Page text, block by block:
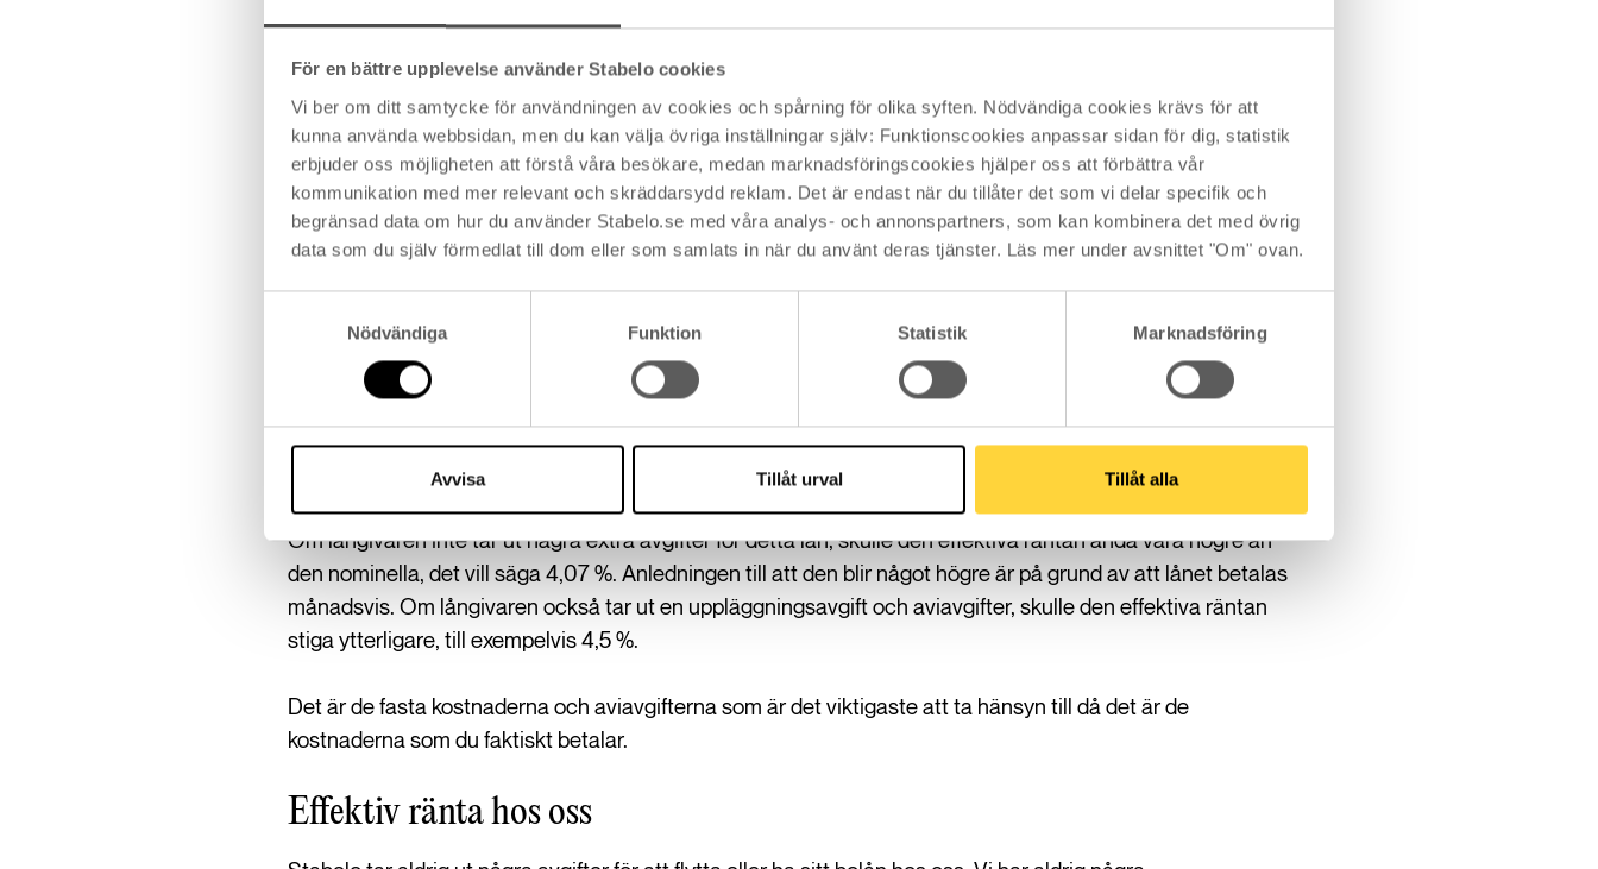
För en bättre upplevelse använder Stabelo cookies
Vi ber om ditt samtycke för användningen av cookies och spårning för olika syften. Nödvändiga cookies krävs för att
kunna använda webbsidan, men du kan välja övriga inställningar själv: Funktionscookies anpassar sidan för dig, statistik
erbjuder oss möjligheten att förstå våra besökare, medan marknadsföringscookies hjälper oss att förbättra vår
kommunikation med mer relevant och skräddarsydd reklam. Det är endast när du tillåter det som vi delar specifik och
begränsad data om hur du använder Stabelo.se med våra analys- och annonspartners, som kan kombinera det med övrig
data som du själv förmedlat till dom eller som samlats in när du använt deras tjänster. Läs mer under avsnittet "Om" ovan.
Nödvändiga
Funktion Statistik Marknadsföring
Avvisa Tillåt urval Tillåt alla
den nominella, det vill säga 4,07 %. Anledningen till att den blir något högre är på grund av att lånet betalas
månadsvis.
Om långivaren också tar ut en uppläggningsavgift och aviavgifter, skulle den effektiva räntan stiga
ytterligare, till exempelvis 4,5 %.
Det är de fasta kostnaderna och aviavgifterna som är det viktigaste att ta hänsyn till då det är de
Effektiv ränta utan andra kostnader
För att illustrera hur den effektiva räntan kan påverka ditt bolån, låt oss titta på ett exempel. Säg att du vill
låna 1 000 000 kronor med en nominell ränta på 4 %.
Lånet ska betalas av varje månad.
Om långivaren inte tar ut några extra avgifter för detta lån, skulle den effektiva räntan ändå vara högre än
den nominella, det vill säga 4,07 %. Anledningen till att den blir något högre är på grund av att lånet betalas
månadsvis. Om långivaren också tar ut en uppläggningsavgift och aviavgifter, skulle den effektiva räntan
stiga ytterligare, till exempelvis 4,5 %.
Det är de fasta kostnaderna och aviavgifterna som är det viktigaste att ta hänsyn till då det är de
kostnaderna som du faktiskt betalar.
Effektiv ränta hos oss